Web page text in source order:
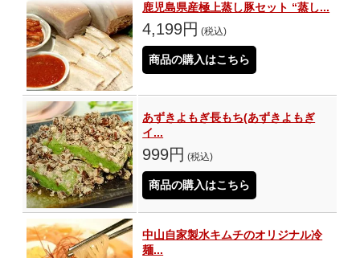
鹿児島県産極上蒸し豚セット “蒸し...
4,199円 (税込)
商品の購入はこちら
あずきよもぎ長もち(あずきよもぎ
イ...
999円 (税込)
商品の購入はこちら
中山自家製水キムチのオリジナル冷
麺...